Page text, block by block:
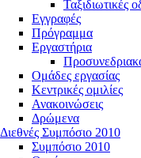
Ταξιδιωτικές
Εγγραφές
Πρόγραμμα
Εργαστήρια
Ομάδες εργασίας
Κεντρικές ομιλίες
Ανακοινώσεις
Δρώμενα
Διεθνές Συμπόσιο 2010
Συμπόσιο 2010